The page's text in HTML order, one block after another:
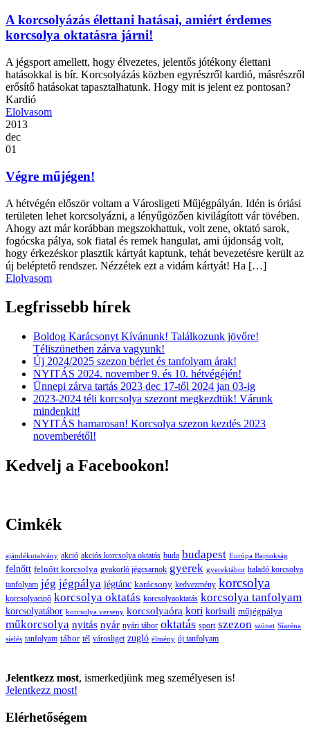
A korcsolyázás élettani hatásai, amiért érdemes
korcsolya oktatásra járni!
A jégsport amellett, hogy élvezetes, jelentős jótékony élettani
hatásokkal is bír. Korcsolyázás közben egyrészről kardió, másrészről
erősítő hatásokat tapasztalhatunk. Hogy mit is jelent ez pontosan?
Kardió
Elolvasom
2013
dec
01
Végre műjégen!
A hétvégén először voltam a Városligeti Műjégpályán. Idén is óriási
területen lehet korcsolyázni, a lényűgözően kivilágított vár tövében.
Ahogy azt már korábban megszokhattuk, volt zene, oktató sarok,
fogócska pálya, sok fiatal és remek hangulat, ami újdonság volt,
hogy érkezéskor plasztik kártyát kaptunk, tehát bevezetésre került az
új beléptető rendszer. Nézzétek ezt a vidám kártyát! Ha […]
Elolvasom
Legfrissebb hírek
Boldog Karácsonyt Kívánunk! Találkozunk jövőre!
Téliszünetben zárva vagyunk!
Új 2024/2025 szezon bérlet és tanfolyam árak!
NYITÁS 2024. november 9. és 10. hétvégéjén!
Ünnepi zárva tartás 2023 dec 17-től 2024 jan 03-ig
2023-2024 téli korcsolya szezont megkezdtük! Várunk
mindenkit!
NYITÁS hamarosan! Korcsolya szezon kezdés 2023
novemberétől!
Kedvelj a Facebookon!
Cimkék
ajándékutalvány akció akciós korcsolya oktatás buda budapest Európa Bajnokság
felnőtt felnőtt korcsolya gyakorló jégcsarnok gyerek gyerektábor haladó korcsolya
tanfolyam jég jégpálya jégtánc karácsony kedvezmény korcsolya
korcsolyacipő korcsolya oktatás korcsolyaoktatás korcsolya tanfolyam
korcsolyatábor korcsolya verseny korcsolyaóra kori korisuli műjégpálya
műkorcsolya nyitás nyár nyári tábor oktatás sport szezon szünet Síaréna
síelés tanfolyam tábor tél városliget zugló élmény új tanfolyam
Jelentkezz most, ismerkedjünk meg személyesen is!
Jelentkezz most!
Elérhetőségem